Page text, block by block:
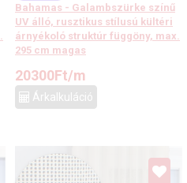
Bahamas - Galambszürke színű
UV álló, rusztikus stílusú kültéri
árnyékoló struktúr függöny, max.
295 cm magas
20300Ft/m
Árkalkuláció